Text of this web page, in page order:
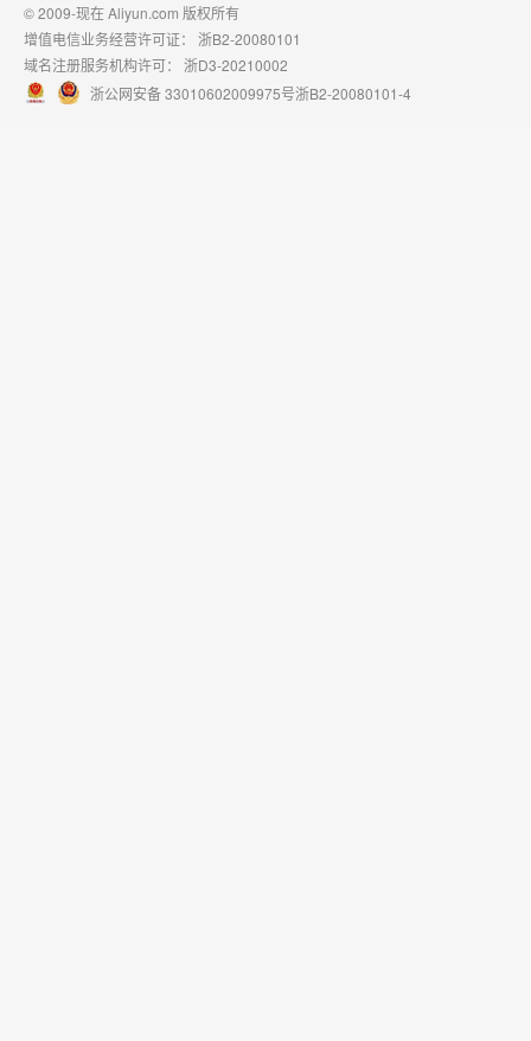
© 2009-现在 Aliyun.com 版权所有
增值电信业务经营许可证： 浙B2-20080101
域名注册服务机构许可： 浙D3-20210002
浙公网安备 33010602009975号浙B2-20080101-4